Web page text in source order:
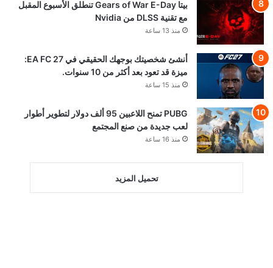
بيتا Gears of War E-Day تنطلق الأسبوع المقبل
مع تقنية DLSS من Nvidia
منذ 13 ساعة
أنشئ شخصيتك بوجهك الحقيقي في EA FC 27:
ميزة قد تعود بعد أكثر من 10 سنوات.
منذ 15 ساعة
PUBG تمنح اللاعبين 95 ألف دولار لتطوير أطوار
لعب جديدة من صنع المجتمع
منذ 16 ساعة
تحميل المزيد